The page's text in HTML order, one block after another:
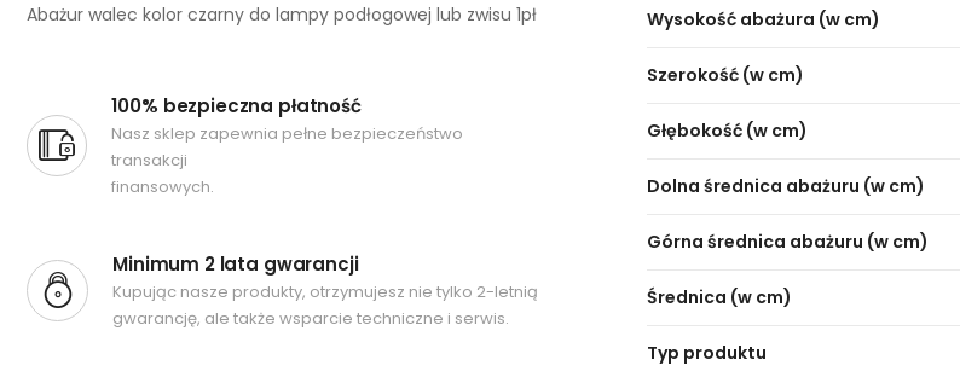
Abażur walec kolor czarny do lampy podłogowej lub zwisu 1pł
100% bezpieczna płatność
Nasz sklep zapewnia pełne bezpieczeństwo
transakcji
finansowych.
Minimum 2 lata gwarancji
Kupując nasze produkty, otrzymujesz nie tylko 2-letnią
gwarancję, ale także wsparcie techniczne i serwis.
Wysokość abażura (w cm)
Szerokość (w cm)
Głębokość (w cm)
Dolna średnica abażuru (w cm)
Górna średnica abażuru (w cm)
Średnica (w cm)
Typ produktu